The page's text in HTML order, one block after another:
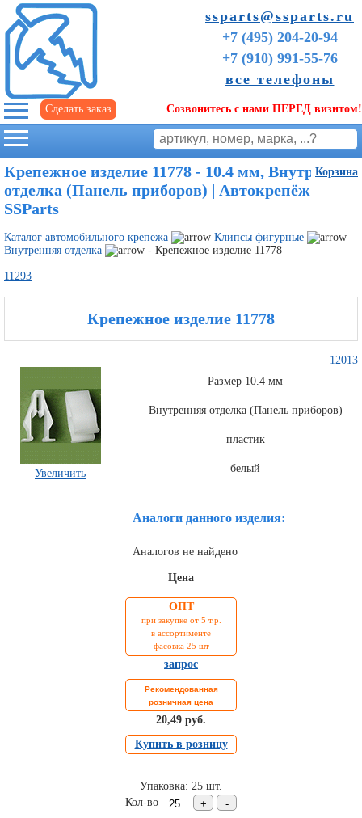
ssparts@ssparts.ru
+7 (495) 204-20-94
+7 (910) 991-55-76
все телефоны
Сделать заказ Созвонитесь с нами ПЕРЕД визитом!
Корзина
Крепежное изделие 11778 - 10.4 мм, Внутренняя
отделка (Панель приборов) | Автокрепёж
SSParts
Каталог автомобильного крепежа
Клипсы фигурные
Внутренняя отделка
- Крепежное изделие 11778
11293
Крепежное изделие 11778
12013
Увеличить
Размер 10.4 мм
Внутренняя отделка (Панель приборов)
пластик
белый
Аналоги данного изделия:
Аналогов не найдено
Цена
ОПТ
при закупке от 5 т.р.
в ассортименте
фасовка 25 шт
запрос
Рекомендованная
розничная цена
20,49 руб.
Купить в розницу
Упаковка: 25 шт.
Кол-во